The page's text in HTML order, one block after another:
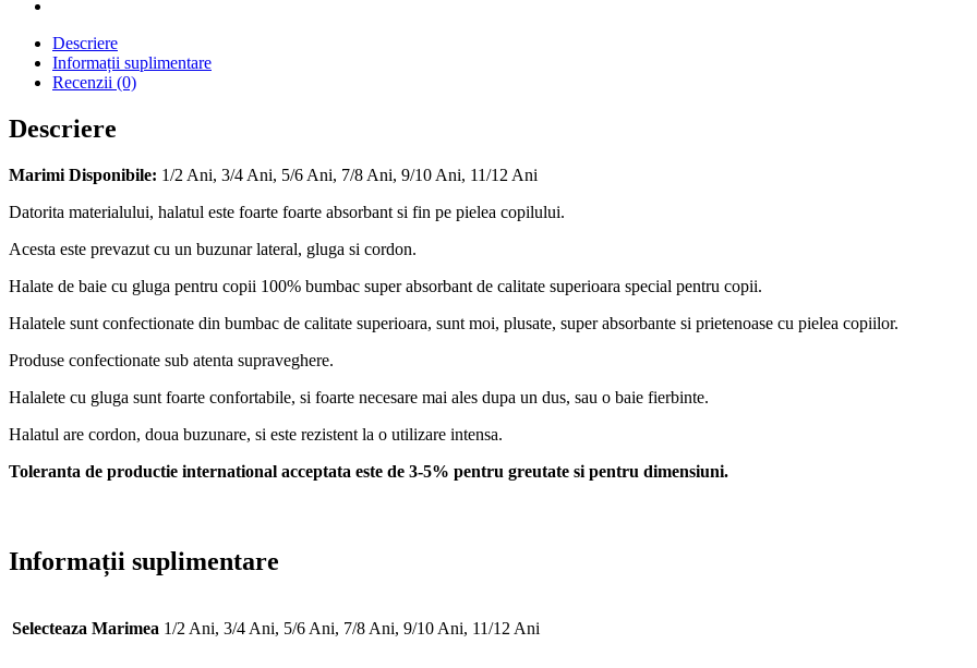
Descriere
Informații suplimentare
Recenzii (0)
Descriere
Marimi Disponibile: 1/2 Ani, 3/4 Ani, 5/6 Ani, 7/8 Ani, 9/10 Ani, 11/12 Ani
Datorita materialului, halatul este foarte foarte absorbant si fin pe pielea copilului.
Acesta este prevazut cu un buzunar lateral, gluga si cordon.
Halate de baie cu gluga pentru copii 100% bumbac super absorbant de calitate superioara special pentru copii.
Halatele sunt confectionate din bumbac de calitate superioara, sunt moi, plusate, super absorbante si prietenoase cu pielea copiilor.
Produse confectionate sub atenta supraveghere.
Halalete cu gluga sunt foarte confortabile, si foarte necesare mai ales dupa un dus, sau o baie fierbinte.
Halatul are cordon, doua buzunare, si este rezistent la o utilizare intensa.
Toleranta de productie international acceptata este de 3-5% pentru greutate si pentru dimensiuni.
Informații suplimentare
Selecteaza Marimea 1/2 Ani, 3/4 Ani, 5/6 Ani, 7/8 Ani, 9/10 Ani, 11/12 Ani